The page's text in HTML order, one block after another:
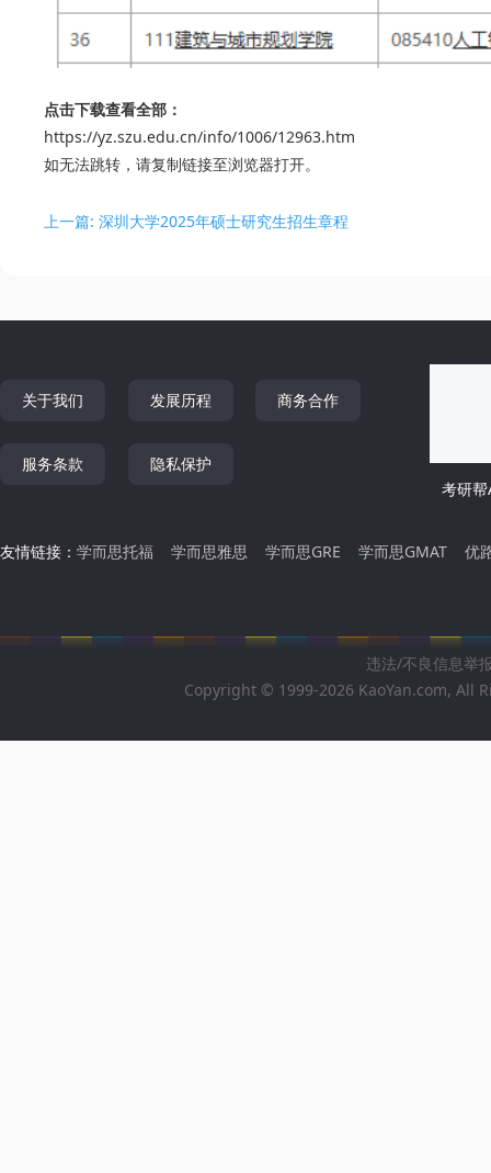
点击下载查看全部：
https://yz.szu.edu.cn/info/1006/12963.htm
如无法跳转，请复制链接至浏览器打开。
上一篇: 深圳大学2025年硕士研究生招生章程
关于我们 发展历程 商务合作
服务条款
隐私保护
考研帮
友情链接： 学而思托福 学而思雅思 学而思GRE 学而思GMAT 优
违法/不良信息举
Copyright © 1999-2026 KaoYan.com, All